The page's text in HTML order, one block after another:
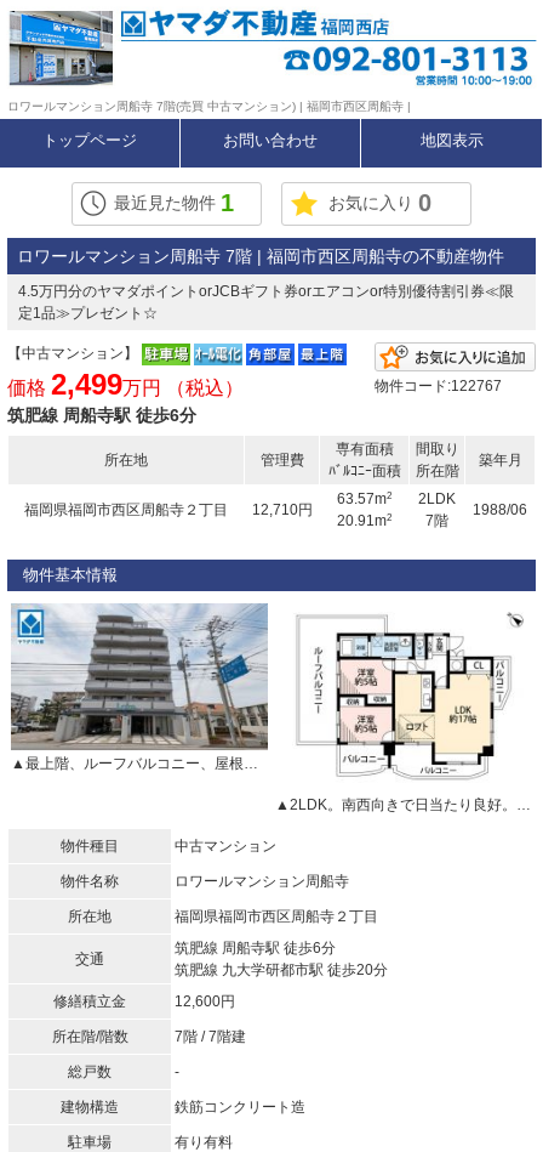
ロワールマンション周船寺 7階(売買 中古マンション) | 福岡市西区周船寺 |
トップページ お問い合わせ 地図表示
最近見た物件 1 お気に入り 0
ロワールマンション周船寺 7階 | 福岡市西区周船寺の不動産物件
4.5万円分のヤマダポイントorJCBギフト券orエアコンor特別優待割引券≪限
定1品≫プレゼント☆
【中古マンション】
価格 2,499万円 （税込）
筑肥線 周船寺駅 徒歩6分
物件コード:122767
所在地 管理費
専有面積
ﾊﾞﾙｺﾆｰ面積
間取り
所在階
築年月
福岡県福岡市西区周船寺２丁目 12,710円
63.57m2
20.91m2
2LDK
7階
1988/06
物件基本情報
▲最上階、ルーフバルコニー、屋根付き分譲駐車場付きのリフォーム物件です＾＾
▲2LDK。南西向きで日当たり良好。オールフローリング物件。
物件種目 中古マンション
物件名称 ロワールマンション周船寺
所在地 福岡県福岡市西区周船寺２丁目
交通
筑肥線 周船寺駅 徒歩6分
筑肥線 九大学研都市駅 徒歩20分
修繕積立金
12,600円
所在階/階数 7階 / 7階建
総戸数 -
建物構造 鉄筋コンクリート造
駐車場 有り有料